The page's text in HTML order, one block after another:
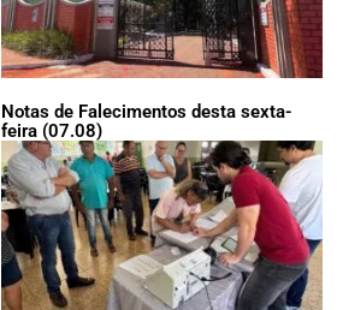
Notas de Falecimentos desta sexta-
feira (07.08)